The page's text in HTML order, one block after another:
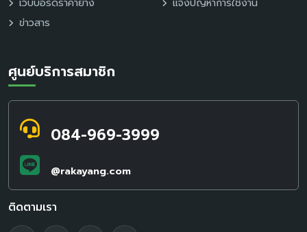
ข่าวสาร
ศูนย์บริการสมาชิก
084-969-3999
@rakayang.com
ติดตามเรา